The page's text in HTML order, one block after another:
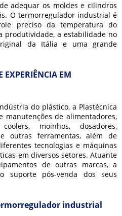
adequar os moldes e cilindros
O termorregulador industrial é
preciso da temperatura do
produtividade, a estabilidade no
da Itália e uma grande
EXPERIÊNCIA EM
do plástico, a Plastécnica
manutenções de alimentadores,
moinhos, dosadores,
e outras ferramentas, além de
tecnologias e máquinas
em diversos setores. Atuante
de outras marcas, a
suporte pós-venda dos seus
industrial